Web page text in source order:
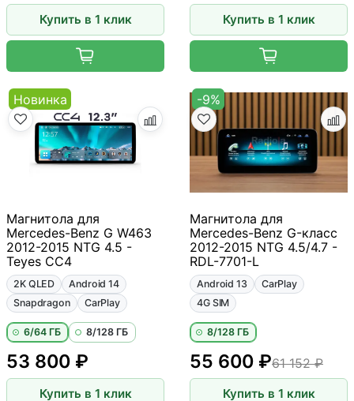
Купить в 1 клик Купить в 1 клик
Новинка
Магнитола для
Mercedes-Benz G W463
2012-2015 NTG 4.5 -
Teyes CC4
2K QLED
Android 14
Snapdragon
CarPlay
6/64 ГБ 8/128 ГБ
53 800 ₽
Купить в 1 клик
-9%
Магнитола для
Mercedes-Benz G-класс
2012-2015 NTG 4.5/4.7 -
RDL-7701-L
Android 13
CarPlay
4G SIM
8/128 ГБ
61 152 ₽
55 600 ₽
Купить в 1 клик